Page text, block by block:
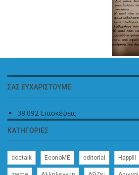
ΣΑΣ ΕΥΧΑΡΙΣΤΟΎΜΕ
38.092 Επισκέψεις
ΚΑΤΗΓΟΡΊΕΣ
doctalk EconoME editorial Happill